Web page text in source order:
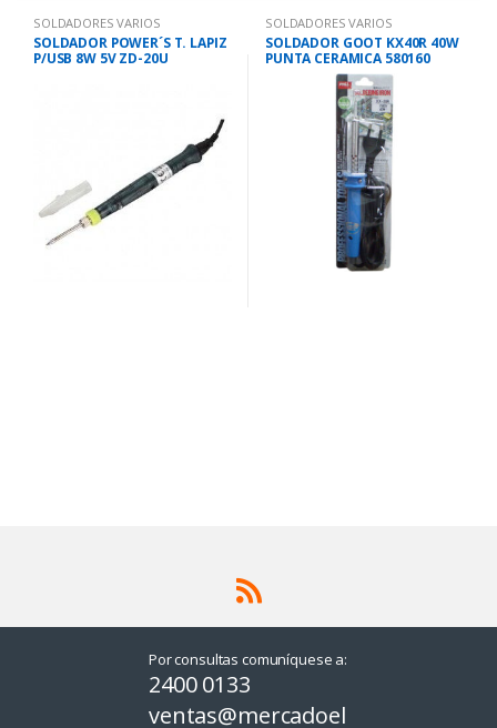
SOLDADORES VARIOS
SOLDADOR POWER´S T. LAPIZ
P/USB 8W 5V ZD-20U
SOLDADORES VARIOS
SOLDADOR GOOT KX40R 40W
PUNTA CERAMICA 580160
Por consultas comuníquese a:
2400 0133
ventas@mercadoel